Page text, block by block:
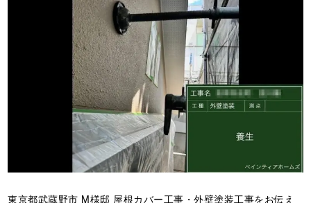
東京都武蔵野市 M様邸 屋根カバー工事・外壁塗装工事をお伝え